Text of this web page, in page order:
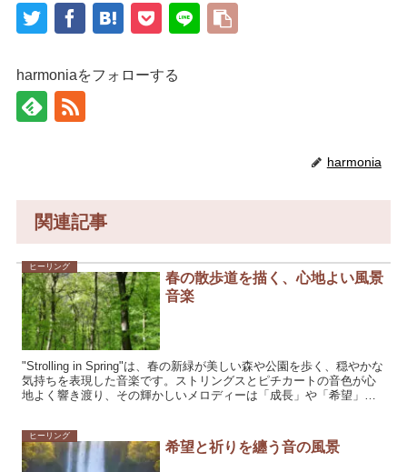
harmoniaをフォローする
harmonia
関連記事
ヒーリング
春の散歩道を描く、心地よい風景
音楽
"Strolling in Spring"は、春の新緑が美しい森や公園を歩く、穏やかな
気持ちを表現した音楽です。ストリングスとピチカートの音色が心
地よく響き渡り、その輝かしいメロディーは「成長」や「希望」と
ヒーリング
希望と祈りを纏う音の風景